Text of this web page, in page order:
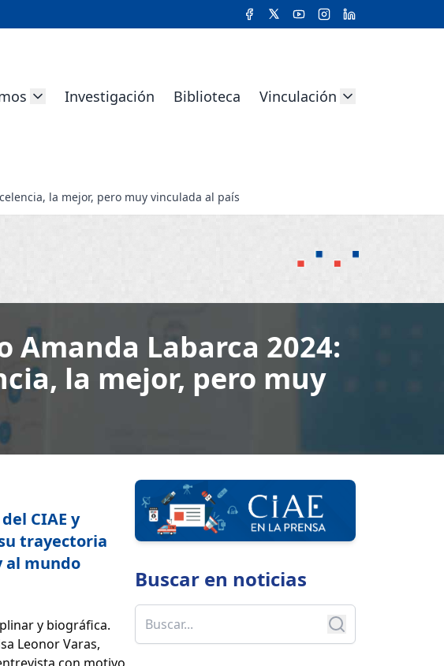
Investigación Biblioteca Vinculación
la mejor, pero muy vinculada al país
Amanda Labarca 2024:
la mejor, pero muy
CIAE y
trayectoria
al mundo
y biográfica.
Leonor Varas,
con motivo
Buscar en noticias